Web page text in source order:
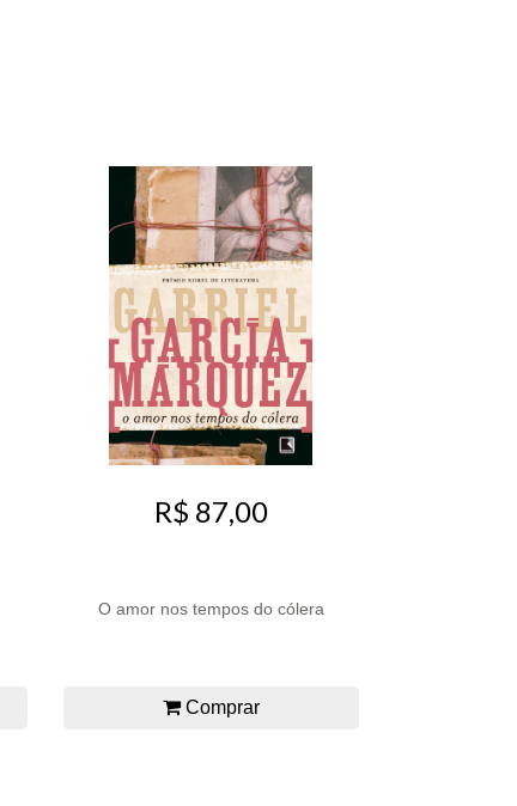
R$ 87,00
O amor nos tempos do cólera
Comprar